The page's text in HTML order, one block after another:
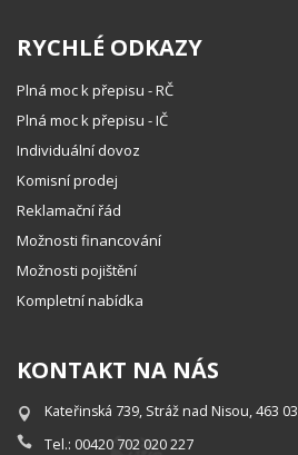
RYCHLÉ ODKAZY
Plná moc k přepisu - RČ
Plná moc k přepisu - IČ
Individuální dovoz
Komisní prodej
Reklamační řád
Možnosti financování
Možnosti pojištění
Kompletní nabídka
KONTAKT NA NÁS
Kateřinská 739, Stráž nad Nisou, 463 03
Tel.: 00420 702 020 227